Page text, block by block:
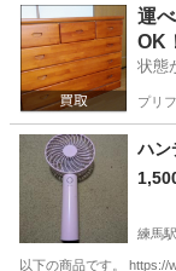
東京 中野区 沼
運
OK
状態
プリ
ハン
練馬駅
以下の商品です。 https://